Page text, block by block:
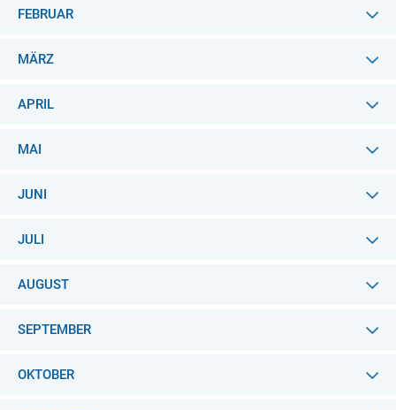
FEBRUAR
MÄRZ
APRIL
MAI
JUNI
JULI
AUGUST
SEPTEMBER
OKTOBER